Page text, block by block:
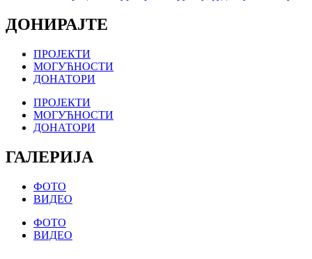
ДОНИРАЈТЕ
ПРОЈЕКТИ
МОГУЋНОСТИ
ДОНАТОРИ
ПРОЈЕКТИ
МОГУЋНОСТИ
ДОНАТОРИ
ГАЛЕРИЈА
ФОТО
ВИДЕО
ФОТО
ВИДЕО